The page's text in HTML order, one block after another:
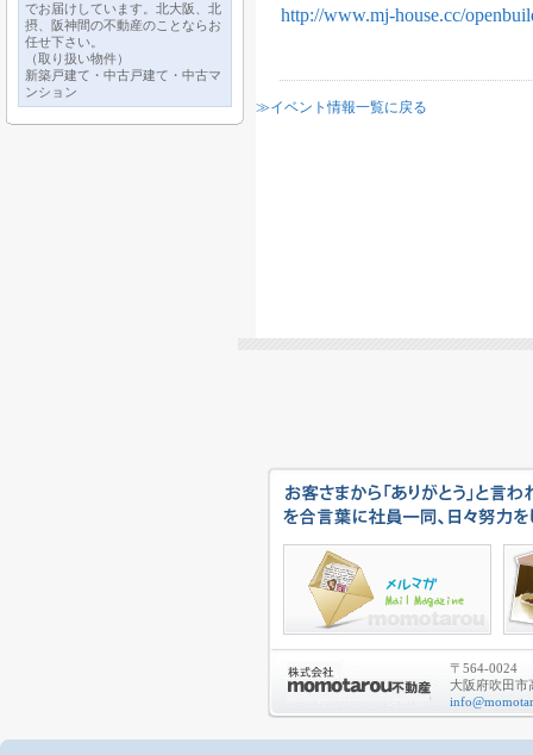
でお届けしています。北大阪、北
摂、阪神間の不動産のことならお
任せ下さい。
（取り扱い物件）
新築戸建て・中古戸建て・中古マ
ンション
http://www.mj-house.cc/
≫イベント情報一覧に戻る
〒564-0024
大阪府吹田市